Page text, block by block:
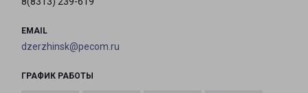
EMAIL
dzerzhinsk@pecom.ru
ГРАФИК РАБОТЫ